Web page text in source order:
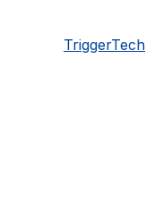
TriggerTech